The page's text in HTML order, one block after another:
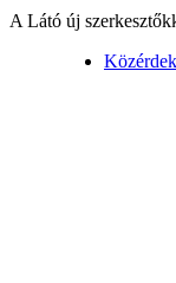
A Látó új